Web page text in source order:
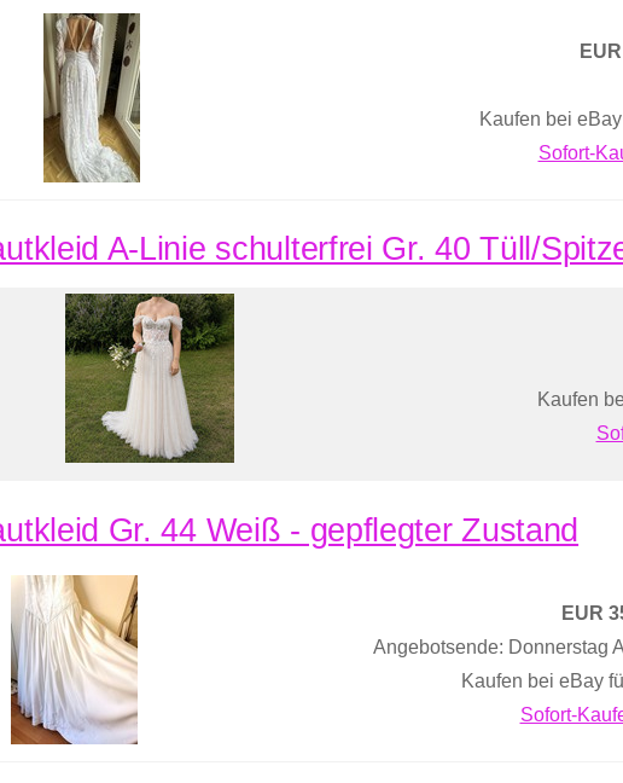
Kaufen bei
Sofort-
A-Linie schulterfrei Gr. 40 Tüll/
Kaufen
Gr. 44 Weiß - gepflegter Zustand
EUR
Angebotsende: Donnerstag
Kaufen bei eBay
Sofort-